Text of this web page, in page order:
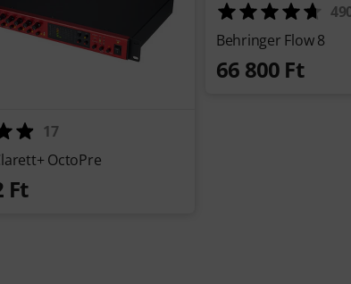
17
OctoPre
Ft
Behringer Flow 8
66 800 Ft